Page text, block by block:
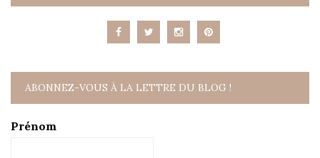
ABONNEZ-VOUS À LA LETTRE DU BLOG !
Prénom